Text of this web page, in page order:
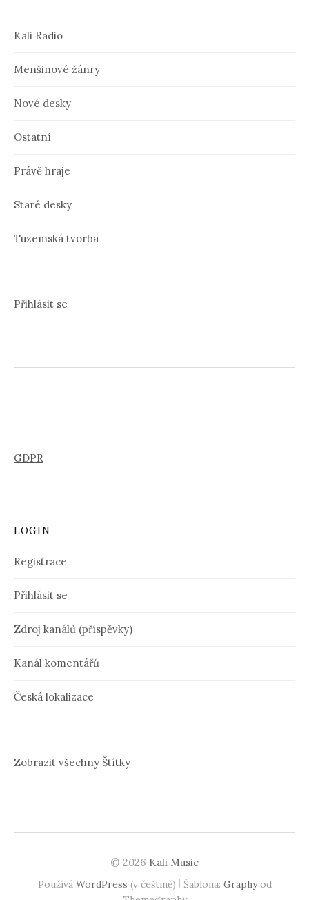
Kali Radio
Menšinové žánry
Nové desky
Ostatní
Právě hraje
Staré desky
Tuzemská tvorba
Přihlásit se
GDPR
LOGIN
Registrace
Přihlásit se
Zdroj kanálů (příspěvky)
Kanál komentářů
Česká lokalizace
Zobrazit všechny Štítky
© 2026 Kali Music
Používá WordPress (v češtině) | Šablona: Graphyod